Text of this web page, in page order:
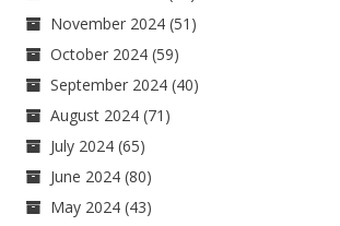
November 2024 (51)
October 2024 (59)
September 2024 (40)
August 2024 (71)
July 2024 (65)
June 2024 (80)
May 2024 (43)